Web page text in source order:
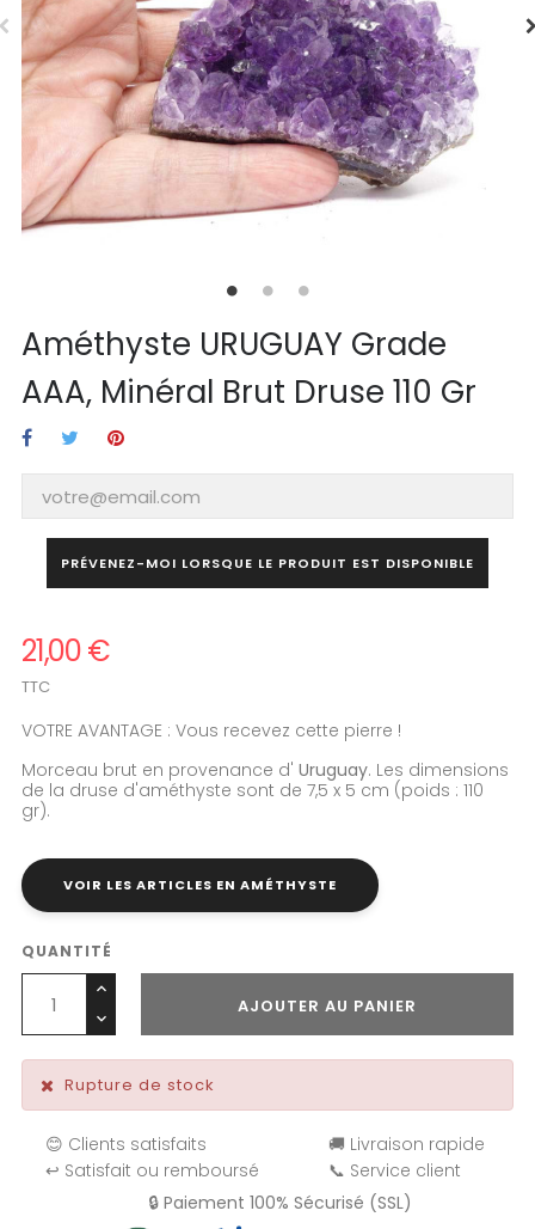
Améthyste URUGUAY Grade
AAA, Minéral Brut Druse 110 Gr
PRÉVENEZ-MOI LORSQUE LE PRODUIT EST DISPONIBLE
21,00 €
TTC
VOTRE AVANTAGE : Vous recevez cette pierre !
Morceau brut en provenance d' Uruguay. Les dimensions
de la druse d'améthyste sont de 7,5 x 5 cm (poids : 110
gr).
VOIR LES ARTICLES EN AMÉTHYSTE
QUANTITÉ
AJOUTER AU PANIER
Rupture de stock
😊 Clients satisfaits
🚚 Livraison rapide
↩️ Satisfait ou remboursé
📞 Service client
🔒 Paiement 100% Sécurisé (SSL)